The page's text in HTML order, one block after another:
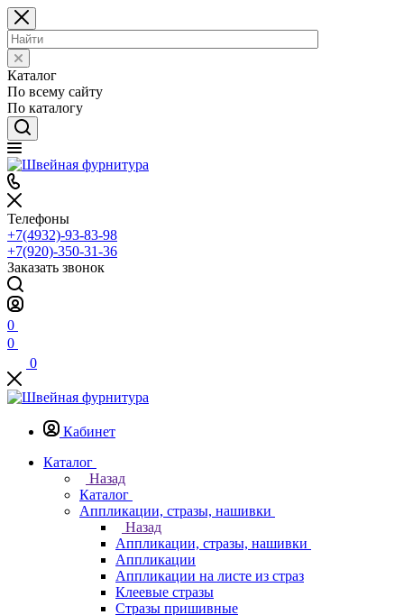
Каталог
По всему сайту
По каталогу
Телефоны
+7(4932)-93-83-98
+7(920)-350-31-36
Заказать звонок
0
0
0
Кабинет
Каталог
Назад
Каталог
Аппликации, стразы, нашивки
Назад
Аппликации, стразы, нашивки
Аппликации
Аппликации на листе из страз
Клеевые стразы
Стразы пришивные